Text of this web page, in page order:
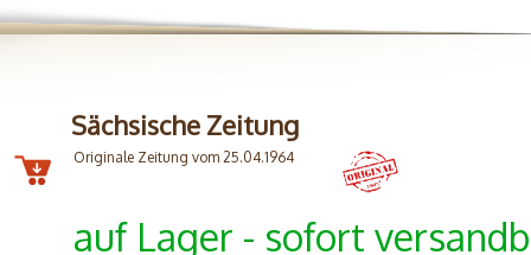
Sächsische Zeitung
Originale Zeitung vom 25.04.1964
auf Lager - sofort